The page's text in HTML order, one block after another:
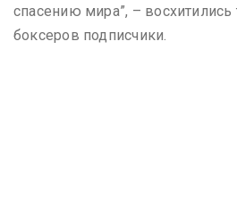
спасению мира”, – восхитились
боксеров подписчики.